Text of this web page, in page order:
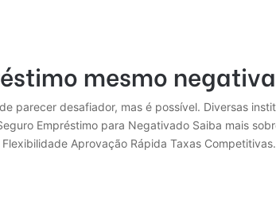
mesmo
parecer desafiador, mas é possível. Diversas
Empréstimo para Negativado Saiba mais
Aprovação Rápida Taxas